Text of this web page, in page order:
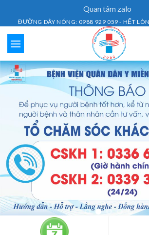
Quan tâm zalo
ĐƯỜNG DÂY NÓNG: 0988 929 059 - HẾT
Lịch Khám Bệnh Dịch